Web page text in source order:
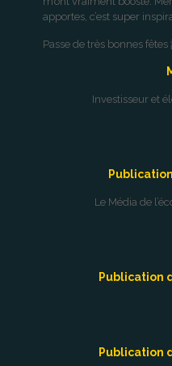
apportes, c’est super
Passe de très bonnes fêtes
Investisseur et
Le Média de
Publication
Publication